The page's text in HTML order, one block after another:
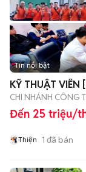
Tin nổi bật
KỸ THUẬT VIÊN
CHI NHÁNH CÔNG
Đến 25 triệu/
Thiện 1 đã bán